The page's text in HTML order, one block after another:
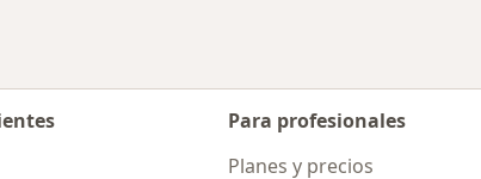
Para profesionales
Planes y precios